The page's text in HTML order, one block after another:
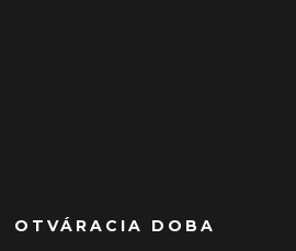
OTVÁRACIA DOBA